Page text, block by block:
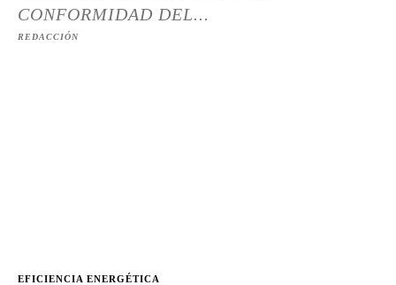
CONFORMIDAD DEL...
REDACCIÓN
EFICIENCIA ENERGÉTICA